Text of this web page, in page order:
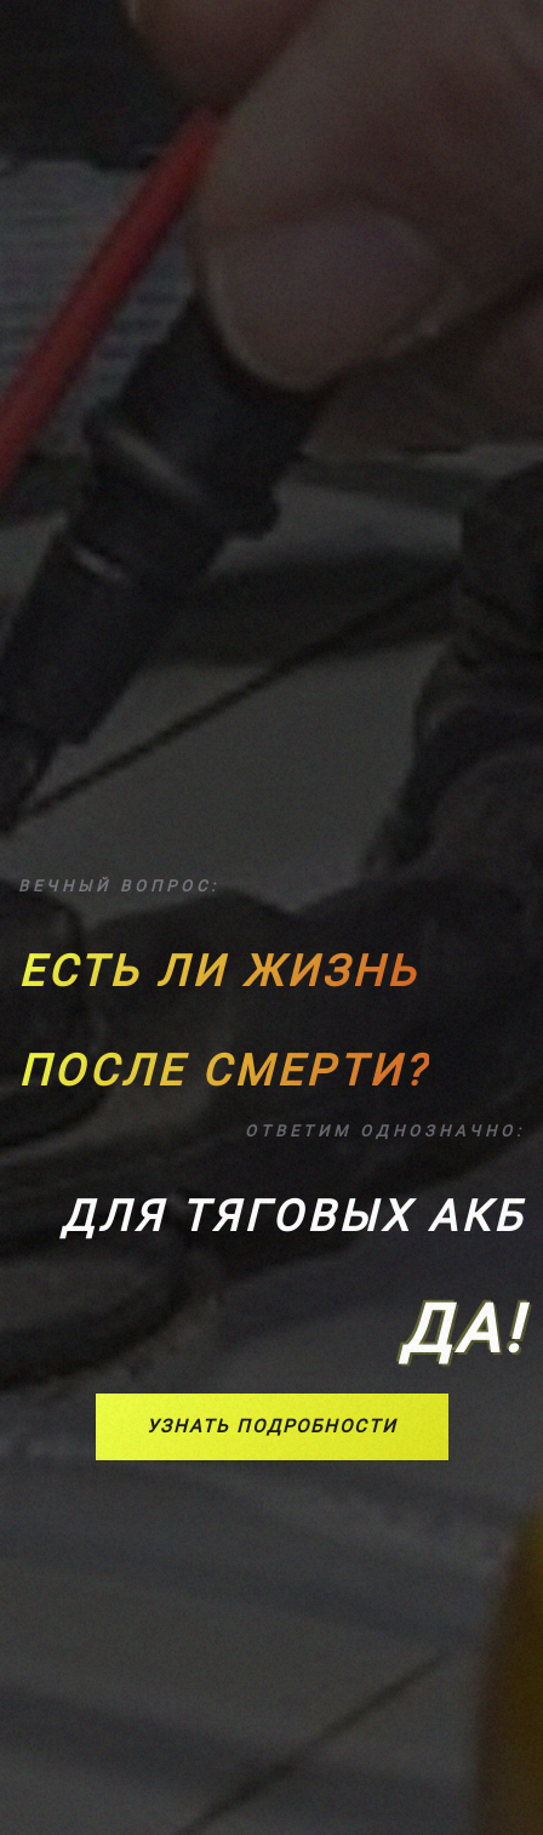
ВЕЧНЫЙ ВОПРОС:
ЕСТЬ ЛИ ЖИЗНЬ
ПОСЛЕ СМЕРТИ?
ОТВЕТИМ ОДНОЗНАЧНО:
ДЛЯ ТЯГОВЫХ АКБ
ДА!
УЗНАТЬ ПОДРОБНОСТИ